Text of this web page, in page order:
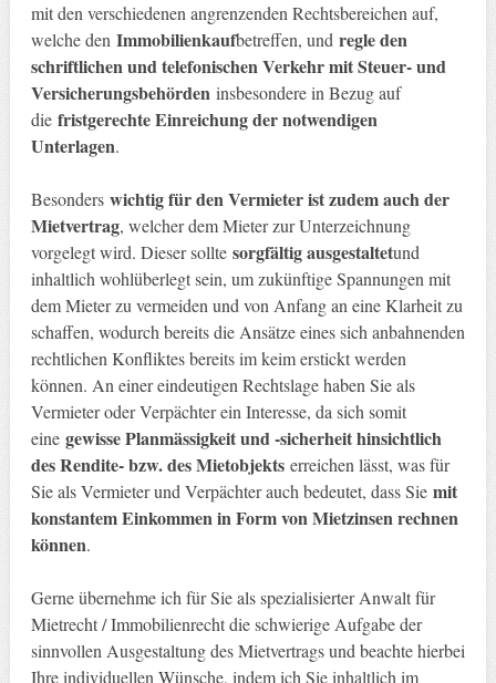
mit den verschiedenen angrenzenden Rechtsbereichen auf,
welche den Immobilienkaufbetreffen, undregle den
schriftlichen und telefonischen Verkehr mit Steuer- und
Versicherungsbehördeninsbesondere in Bezug auf
die fristgerechte Einreichung der notwendigen
Unterlagen.
Besonders wichtig für den Vermieter ist zudem auch der
Mietvertrag, welcher dem Mieter zur Unterzeichnung
vorgelegt wird. Dieser sollte sorgfältig ausgestaltetund
inhaltlich wohlüberlegt sein, um zukünftige Spannungen mit
dem Mieter zu vermeiden und von Anfang an eine Klarheit zu
schaffen, wodurch bereits die Ansätze eines sich anbahnenden
rechtlichen Konfliktes bereits im keim erstickt werden
können. An einer eindeutigen Rechtslage haben Sie als
Vermieter oder Verpächter ein Interesse, da sich somit
eine gewisse Planmässigkeit und -sicherheit hinsichtlich
des Rendite- bzw. des Mietobjektserreichen lässt, was für
Sie als Vermieter und Verpächter auch bedeutet, dass Sie mit
konstantem Einkommen in Form von Mietzinsen rechnen
können.
Gerne übernehme ich für Sie als spezialisierter Anwalt für
Mietrecht / Immobilienrecht die schwierige Aufgabe der
sinnvollen Ausgestaltung des Mietvertrags und beachte hierbei
Ihre individuellen Wünsche, indem ich Sie inhaltlich im